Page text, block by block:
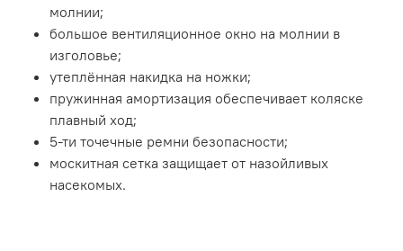
молнии;
большое вентиляционное окно на молнии в
изголовье;
утеплённая накидка на ножки;
пружинная амортизация обеспечивает коляске
плавный ход;
5-ти точечные ремни безопасности;
москитная сетка защищает от назойливых
насекомых.